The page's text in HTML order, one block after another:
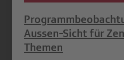
Aussen-Sicht für
Themen